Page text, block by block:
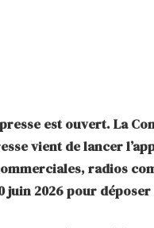
est ouvert. La
vient de lancer
radios
juin 2026 pour